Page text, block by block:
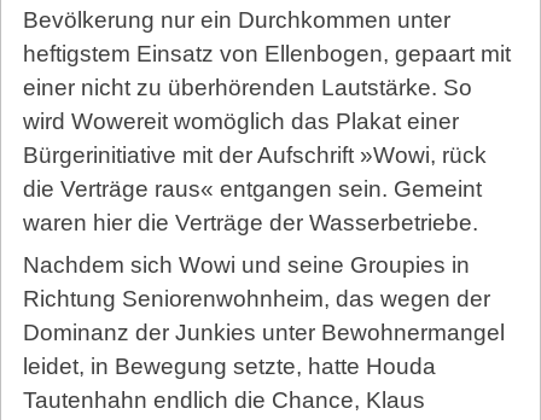
Bevölkerung nur ein Durchkommen unter
heftigstem Einsatz von Ellenbogen, gepaart mit
einer nicht zu überhörenden Lautstärke. So
wird Wowereit womöglich das Plakat einer
Bürgerinitiative mit der Aufschrift »Wowi, rück
die Verträge raus« entgangen sein. Gemeint
waren hier die Verträge der Wasserbetriebe.
Nachdem sich Wowi und seine Groupies in
Richtung Seniorenwohnheim, das wegen der
Dominanz der Junkies unter Bewohnermangel
leidet, in Bewegung setzte, hatte Houda
Tautenhahn endlich die Chance, Klaus